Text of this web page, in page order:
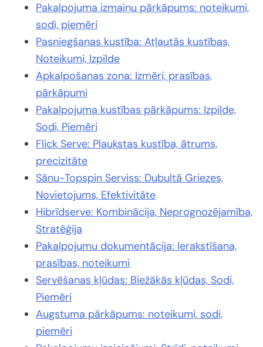
Pakalpojuma izmaiņu pārkāpums: noteikumi,
sodi, piemēri
Pasniegšanas kustība: Atļautās kustības,
Noteikumi, Izpilde
Apkalpošanas zona: Izmēri, prasības,
pārkāpumi
Pakalpojuma kustības pārkāpums: Izpilde,
Sodi, Piemēri
Flick Serve: Plaukstas kustība, ātrums,
precizitāte
Sānu-Topspin Serviss: Dubultā Griezes,
Novietojums, Efektivitāte
Hibrīdserve: Kombinācija, Neprognozējamība,
Stratēģija
Pakalpojumu dokumentācija: Ierakstīšana,
prasības, noteikumi
Servēšanas kļūdas: Biežākās kļūdas, Sodi,
Piemēri
Augstuma pārkāpums: noteikumi, sodi,
piemēri